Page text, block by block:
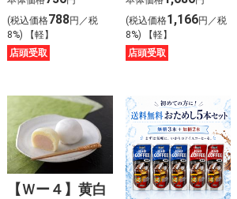
(税込価格788円／税
8%) 【軽】
店頭受取
(税込価格1,166円／税
8%) 【軽】
店頭受取
【Ｗー４】黄白